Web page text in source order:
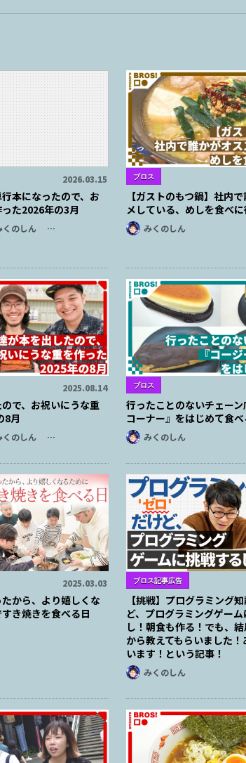
2026.03.15
本になったので、お
た2026年の3月
くのしん …
ブロス
【ガストのもつ鍋】社内
メしている、めしを食べに
みくのしん
2025.08.14
で、お祝いにうな重
8月
くのしん …
ブロス
行ったことのないチェー
コーナー』をはじめて食べ
みくのしん
2025.03.03
から、より嬉しくな
き焼きを食べる日
ブロス記事広告
【挑戦】プログラミング
ど、プログラミングゲー
し！朝食も作る！でも、
から教えてもらいました
います！という記事！
みくのしん